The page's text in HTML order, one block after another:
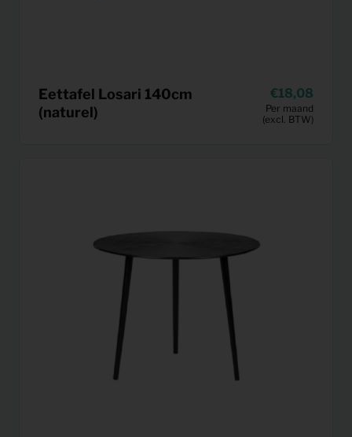
Eettafel Losari 140cm
(naturel)
18,08
Per maand
(excl. BTW)